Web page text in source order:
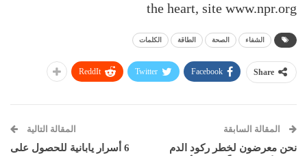
the heart, site www.npr.org
الشفاء الصحة الطاقة الكلمات
Share
Facebook
Twitter
ReddIt
المقالة السابقة
نحن معرضون لخطر ركود الدم
المقالة التالية
6 أسرار يابانية للحصول على